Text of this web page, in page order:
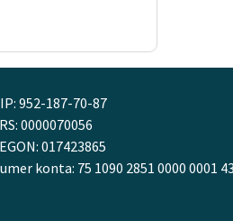
952-187-70-87
0000070056
017423865
konta: 75 1090 2851 0000 0001